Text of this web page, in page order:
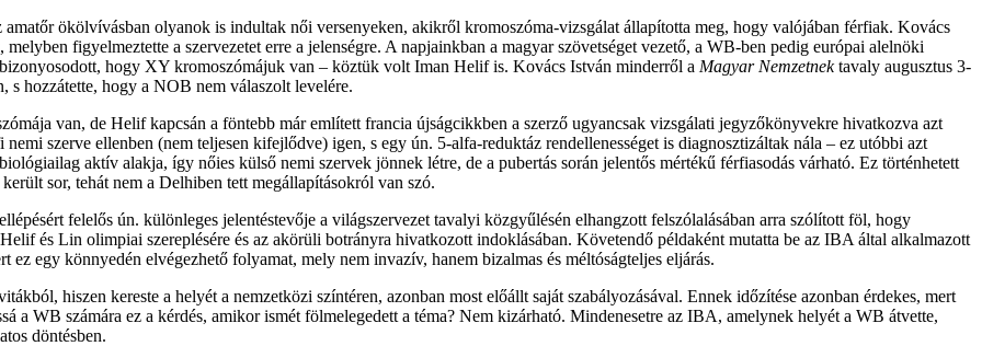
ökölvívásban olyanok is indultak női versenyeken, akikről kromoszóma-vizsgálat állapította meg, hogy valójában férfiak. Kovács
figyelmeztette a szervezetet erre a jelenségre. A napjainkban a magyar szövetséget vezető, a WB-ben pedig európai alelnöki
hogy XY kromoszómájuk van – köztük volt Iman Helif is. Kovács István minderről a Magyar Nemzetnektavaly augusztus 3-
s hozzátette, hogy a NOB nem válaszolt levelére.
van, de Helif kapcsán a föntebb már említett francia újságcikkben a szerző ugyancsak vizsgálati jegyzőkönyvekre hivatkozva azt
szerve ellenben (nem teljesen kifejlődve) igen, s egy ún. 5-alfa-reduktáz rendellenességet is diagnosztizáltak nála – ez utóbbi azt
aktív alakja, így nőies külső nemi szervek jönnek létre, de a pubertás során jelentős mértékű férfiasodás várható. Ez történhetett
sor, tehát nem a Delhiben tett megállapításokról van szó.
felelős ún. különleges jelentéstevője a világszervezet tavalyi közgyűlésén elhangzott felszólalásában arra szólított föl, hogy
és Lin olimpiai szereplésére és az akörüli botrányra hivatkozott indoklásában. Követendő példaként mutatta be az IBA által alkalmazott
egy könnyedén elvégezhető folyamat, mely nem invazív, hanem bizalmas és méltóságteljes eljárás.
hiszen kereste a helyét a nemzetközi színtéren, azonban most előállt saját szabályozásával. Ennek időzítése azonban érdekes, mert
a WB számára ez a kérdés, amikor ismét fölmelegedett a téma? Nem kizárható. Mindenesetre az IBA, amelynek helyét a WB átvette,
döntésben.